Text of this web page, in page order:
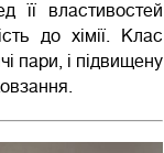
її властивостей
до хімії. Клас
пари, і підвищену